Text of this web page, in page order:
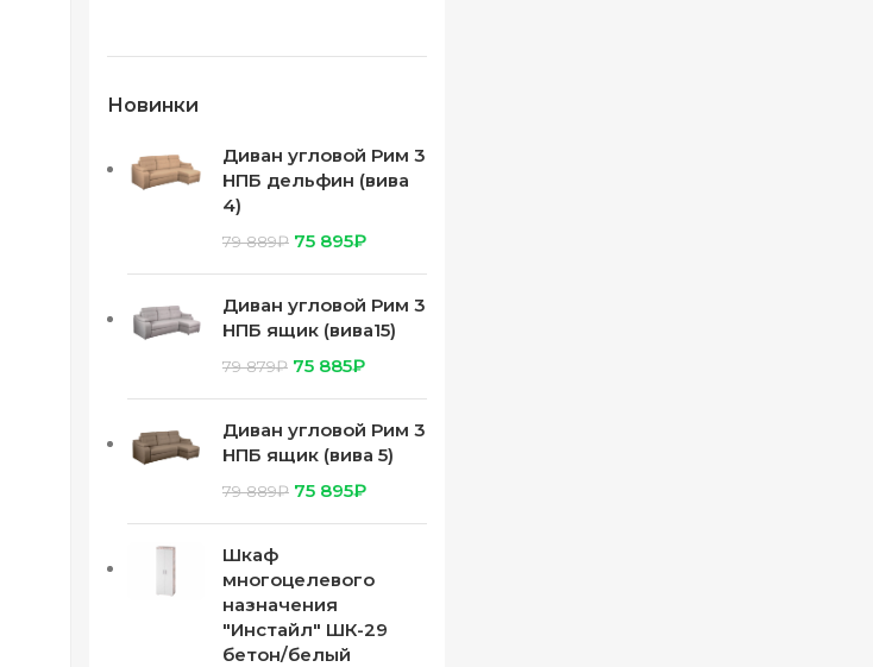
Новинки
Диван угловой Рим 3
НПБ дельфин (вива
4)
79 889₽ 75 895₽
Диван угловой Рим 3
НПБ ящик (вива15)
79 879₽ 75 885₽
Диван угловой Рим 3
НПБ ящик (вива 5)
79 889₽ 75 895₽
Шкаф
многоцелевого
назначения
"Инстайл" ШК-29
бетон/белый